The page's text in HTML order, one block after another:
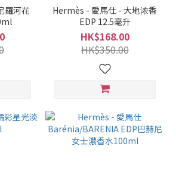
羅河花
Hermès - 愛馬仕 - 大地浓香
EDP 12.5毫升
HK$168.00
HK$350.00